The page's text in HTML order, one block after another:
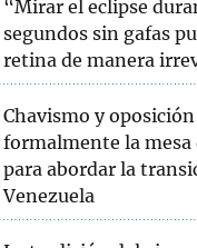
“Mirar el eclipse
segundos sin gafas
retina de manera
Chavismo y
formalmente la mesa
para abordar la
Venezuela